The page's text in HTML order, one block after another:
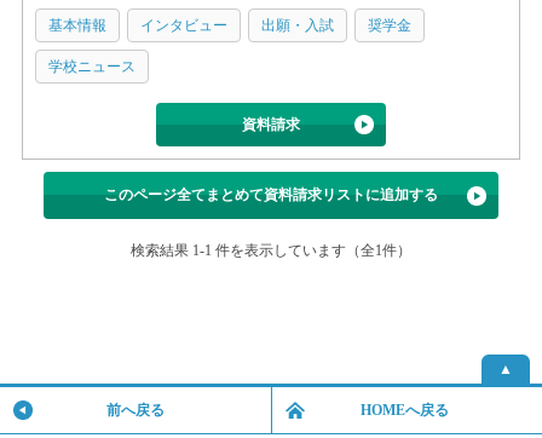
基本情報 インタビュー 出願・入試 奨学金
学校ニュース
資料請求
このページ全てまとめて資料請求リストに追加する
検索結果 1-1 件を表示しています（全1件）
▲
前へ戻る HOMEへ戻る